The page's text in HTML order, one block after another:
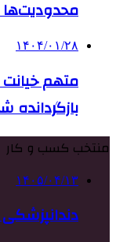
۱۴۰۴/۰۱/۲۸
بازگردانده
منتخب کسب و کار
۱۴۰۵/۰۴/۱۳